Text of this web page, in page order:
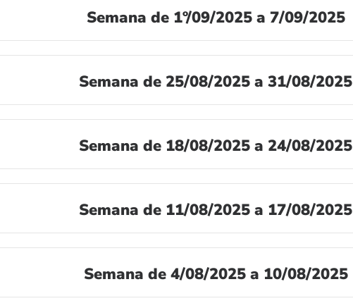
Semana de 1º/09/2025 a 7/09/2025
Semana de 25/08/2025 a 31/08/2025
Semana de 18/08/2025 a 24/08/2025
Semana de 11/08/2025 a 17/08/2025
Semana de 4/08/2025 a 10/08/2025